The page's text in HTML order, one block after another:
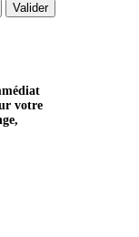
Valider
votre